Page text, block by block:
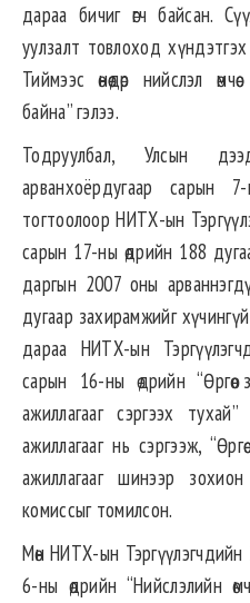
дараа бичиг өгч байсан.
уулзалт товлоход
Тиймээс өнөөдөр нийслэл
байна” гэлээ.
Тодруулбал, Улсын
арванхоёрдугаар
тогтоолоор НИТХ-ын
сарын 17-ны өдрийн 188
даргын 2007 оны
дугаар захирамжийг
дараа НИТХ-ын
сарын 16-ны өдрийн
ажиллагааг сэргээх
ажиллагааг нь сэргээж,
ажиллагааг шинээр
комиссыг томилсон.
Мөн НИТХ-ын
6-ны өдрийн “Нийслэлийн